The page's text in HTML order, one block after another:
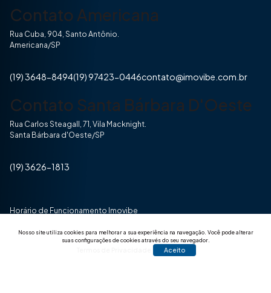
Nosso site utiliza cookies para melhorar a sua experiência na navegação. Você pode alterar
suas configurações de cookies através do seu navegador.
Aceito
Contato Americana
Rua Cuba, 904, Santo Antônio.
Americana/SP
(19) 3648-8494(19) 97423-0446contato@imovibe.com.br
Contato Santa Bárbara D'Oeste
Rua Carlos Steagall, 71, Vila Macknight.
Santa Bárbara d'Oeste/SP
(19) 3626-1813
Horário de Funcionamento Imovibe
Seg a Sexta das 8hrs às 17h30min